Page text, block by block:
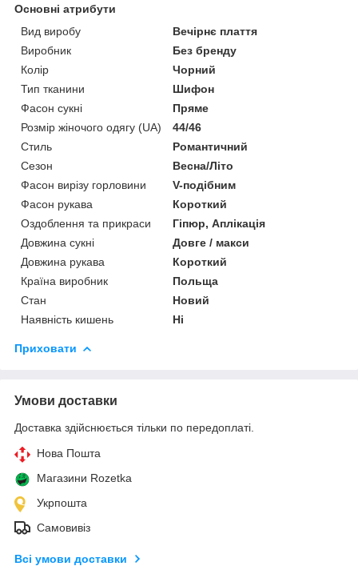
Основні атрибути
Вид виробу
Вечірнє плаття
Виробник
Без бренду
Колір
Чорний
Тип тканини
Шифон
Фасон сукні
Пряме
Розмір жіночого одягу (UA)
44/46
Стиль
Романтичний
Сезон
Весна/Літо
Фасон вирізу горловини
V-подібним
Фасон рукава
Короткий
Оздоблення та прикраси
Гіпюр, Аплікація
Довжина сукні
Довге / макси
Довжина рукава
Короткий
Країна виробник
Польща
Стан
Новий
Наявність кишень
Ні
Приховати
Умови доставки
Доставка здійснюється тільки по передоплаті.
Нова Пошта
Магазини Rozetka
Укрпошта
Самовивіз
Всі умови доставки